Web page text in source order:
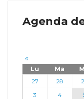
Agenda
«
Lu Ma
27
28
3
4